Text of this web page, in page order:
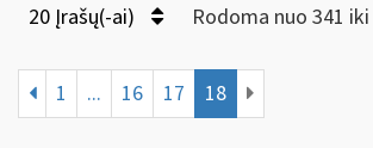
20 Įrašų(-ai) Rodoma nuo 341
1 ... 16 17 18